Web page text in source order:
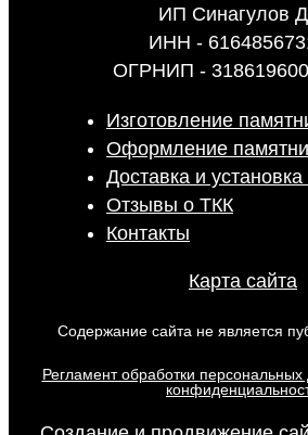
ИП Синагулов
ИНН -
ОГРНИП -
Изготовление
Оформление
Доставка и
Отзывы о ТКК
Контакты
Карта сайта
Содержание сайта не является
Регламент обработки